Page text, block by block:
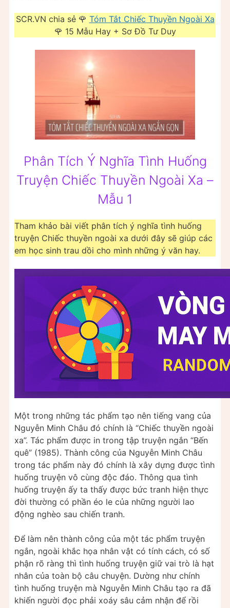
SCR.VN chia sẻ 🌹 Tóm Tắt Chiếc Thuyền Ngoài Xa
🌹 15 Mẫu Hay + Sơ Đồ Tư Duy
Phân Tích Ý Nghĩa Tình Huống
Truyện Chiếc Thuyền Ngoài Xa –
Mẫu 1
Tham khảo bài viết phân tích ý nghĩa tình huống
truyện Chiếc thuyền ngoài xa dưới đây sẽ giúp các
em học sinh trau dồi cho mình những ý văn hay.
Một trong những tác phẩm tạo nên tiếng vang của
Nguyễn Minh Châu đó chính là “Chiếc thuyền ngoài
xa”. Tác phẩm được in trong tập truyện ngắn “Bến
quê” (1985). Thành công của Nguyễn Minh Châu
trong tác phẩm này đó chính là xây dựng được tình
huống truyện vô cùng độc đáo. Thông qua tình
huống truyện ấy ta thấy được bức tranh hiện thực
đời thường có phần éo le của những người lao
động nghèo sau chiến tranh.
Để làm nên thành công của một tác phẩm truyện
ngắn, ngoài khắc họa nhân vật có tính cách, có số
phận rõ ràng thì tình huống truyện giữ vai trò là hạt
nhân của toàn bộ câu chuyện. Dường như chính
tình huống truyện mà Nguyễn Minh Châu tạo ra đã
khiến người đọc phải xoáy sâu cảm nhận để rồi